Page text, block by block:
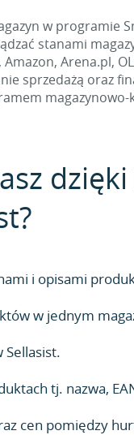
w programie
stanami
Arena.pl,
sprzedażą oraz
magazynowo-
i opisami
w jednym
tj. nazwa,
cen pomiędzy